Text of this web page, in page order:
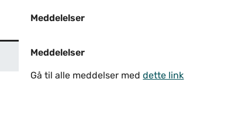
Meddelelser
Meddelelser
Meddelelser
Gå til alle meddelser meddette link